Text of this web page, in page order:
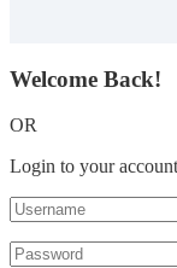
Welcome Back!
OR
Login to your